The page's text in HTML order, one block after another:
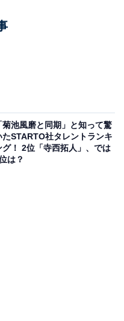
菊池風磨と同期」と知って驚
たSTARTO社タレントランキ
グ！ 2位「寺西拓人」、では
は？